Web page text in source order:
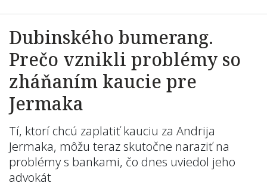
Dubinského bumerang.
Prečo vznikli problémy so
zháňaním kaucie pre
Jermaka
Tí, ktorí chcú zaplatiť kauciu za Andrija
Jermaka, môžu teraz skutočne naraziť na
problémy s bankami, čo dnes uviedol jeho
advokát